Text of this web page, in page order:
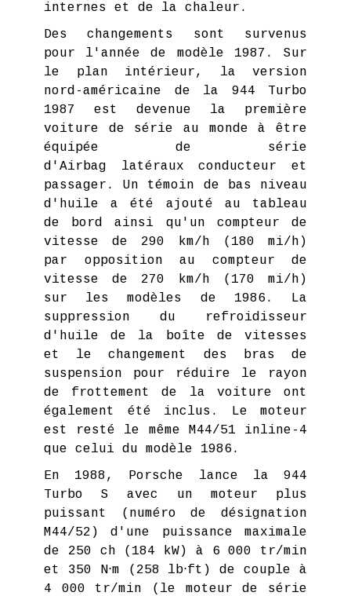
internes et de la chaleur.
Des changements sont survenus
pour l'année de modèle 1987. Sur
le plan intérieur, la version
nord-américaine de la 944 Turbo
1987 est devenue la première
voiture de série au monde à être
équipée de série
d'Airbag latéraux conducteur et
passager. Un témoin de bas niveau
d'huile a été ajouté au tableau
de bord ainsi qu'un compteur de
vitesse de 290 km/h (180 mi/h)
par opposition au compteur de
vitesse de 270 km/h (170 mi/h)
sur les modèles de 1986. La
suppression du refroidisseur
d'huile de la boîte de vitesses
et le changement des bras de
suspension pour réduire le rayon
de frottement de la voiture ont
également été inclus. Le moteur
est resté le même M44/51 inline-4
que celui du modèle 1986.
En 1988, Porsche lance la 944
Turbo S avec un moteur plus
puissant (numéro de désignation
M44/52) d'une puissance maximale
de 250 ch (184 kW) à 6 000 tr/min
et 350 N⋅m (258 lb⋅ft) de couple à
4 000 tr/min (le moteur de série